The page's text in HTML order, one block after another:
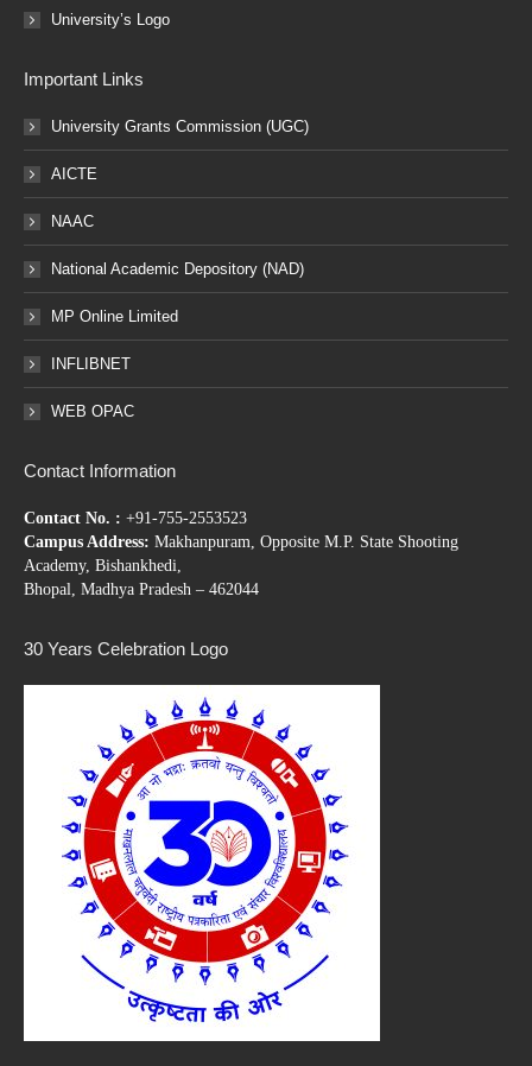
University’s Logo
Important Links
University Grants Commission (UGC)
AICTE
NAAC
National Academic Depository (NAD)
MP Online Limited
INFLIBNET
WEB OPAC
Contact Information
Contact No. : +91-755-2553523
Campus Address: Makhanpuram, Opposite M.P. State Shooting
Academy, Bishankhedi,
Bhopal, Madhya Pradesh – 462044
30 Years Celebration Logo